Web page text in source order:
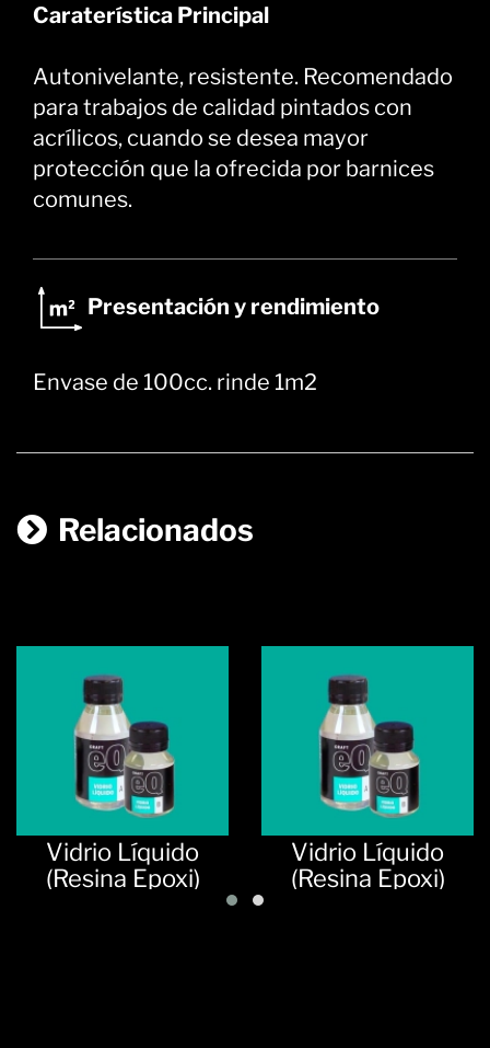
Caraterística Principal
Autonivelante, resistente. Recomendado
para trabajos de calidad pintados con
acrílicos, cuando se desea mayor
protección que la ofrecida por barnices
comunes.
Presentación y rendimiento
Envase de 100cc. rinde 1m2
Relacionados
Vidrio Líquido
(Resina Epoxi)
Vidrio Líquido
(Resina Epoxi)